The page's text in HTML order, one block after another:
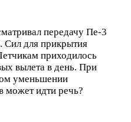
передачу Пе-3
для прикрытия
приходилось
вылета в день. При
уменьшении
может идти речь?